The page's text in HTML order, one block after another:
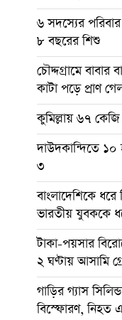
৬ সদস্যের
৮ বছরের শিশু
চৌদ্দগ্রামে বাবার
কাটা পড়ে প্রাণ
কুমিল্লায় ৬৭
দাউদকান্দিতে ১০
৩
বাংলাদেশিকে
ভারতীয় যুবককে
টাকা-পয়সার
২ ঘণ্টায় আসামি
গাড়ির গ্যাস
বিস্ফোরণ, নিহত